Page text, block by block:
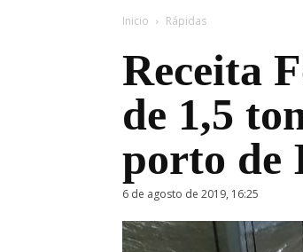
Inicio Rápidas
Receita
de 1,5
porto de
6 de agosto de 2019, 16:25